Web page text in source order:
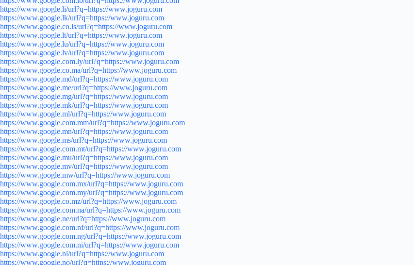
https://www.google.li/url?q=https://www.joguru.com
https://www.google.lk/url?q=https://www.joguru.com
https://www.google.co.ls/url?q=https://www.joguru.com
https://www.google.lt/url?q=https://www.joguru.com
https://www.google.lu/url?q=https://www.joguru.com
https://www.google.lv/url?q=https://www.joguru.com
https://www.google.com.ly/url?q=https://www.joguru.com
https://www.google.co.ma/url?q=https://www.joguru.com
https://www.google.md/url?q=https://www.joguru.com
https://www.google.me/url?q=https://www.joguru.com
https://www.google.mg/url?q=https://www.joguru.com
https://www.google.mk/url?q=https://www.joguru.com
https://www.google.ml/url?q=https://www.joguru.com
https://www.google.com.mm/url?q=https://www.joguru.com
https://www.google.mn/url?q=https://www.joguru.com
https://www.google.ms/url?q=https://www.joguru.com
https://www.google.com.mt/url?q=https://www.joguru.com
https://www.google.mu/url?q=https://www.joguru.com
https://www.google.mv/url?q=https://www.joguru.com
https://www.google.mw/url?q=https://www.joguru.com
https://www.google.com.mx/url?q=https://www.joguru.com
https://www.google.com.my/url?q=https://www.joguru.com
https://www.google.co.mz/url?q=https://www.joguru.com
https://www.google.com.na/url?q=https://www.joguru.com
https://www.google.ne/url?q=https://www.joguru.com
https://www.google.com.nf/url?q=https://www.joguru.com
https://www.google.com.ng/url?q=https://www.joguru.com
https://www.google.com.ni/url?q=https://www.joguru.com
https://www.google.nl/url?q=https://www.joguru.com
https://www.google.no/url?q=https://www.joguru.com